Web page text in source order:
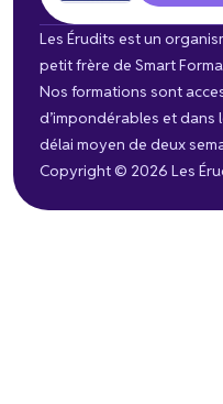
Les Érudits est un
petit frère de Smart
Nos formations sont
d’impondérables et dans
délai moyen de deux
Copyright © 2026 Les